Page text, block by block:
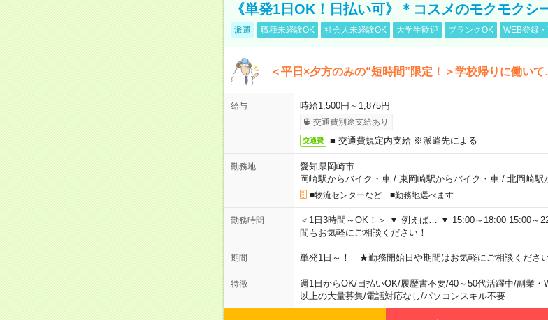
《単発1日OK！日払い可》＊コスメのモクモクシ
派遣 職種未経験OK 社会人未経験OK 大学生歓迎 ブランクOK WEB登録
＜平日×夕方のみの“短時間”限定！＞学校帰りに働い
給与 時給1,500円～1,875円
交通費別途支給あり
交通費 ■ 交通費規定内支給 ※派遣先による
勤務地
愛知県岡崎市
岡崎駅からバイク・車/ 東岡崎駅からバイク・車/ 北岡崎駅
■物流センターなど ■勤務地選べます
勤務時間
＜1日3時間～OK！＞ ▼ 例えば… ▼ 15:00～18:00 15:00～
間もお気軽にご相談ください！
期間 単発1日～！ ★勤務開始日や期間はお気軽にご相談くだ
特徴 週1日からOK/日払いOK/履歴書不要/40～50代活躍中/副業・
以上の大量募集/電話対応なし/パソコンスキル不要